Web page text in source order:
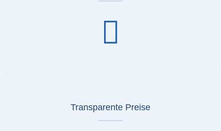
Transparente Preise